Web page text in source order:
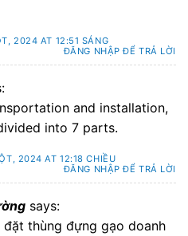
2024 AT 12:51 SÁNG
ĐĂNG NHẬP ĐỂ TRẢ LỜI
and installation,
into 7 parts.
2024 AT 12:18 CHIỀU
ĐĂNG NHẬP ĐỂ TRẢ LỜI
says:
đặt thùng đựng gạo doanh